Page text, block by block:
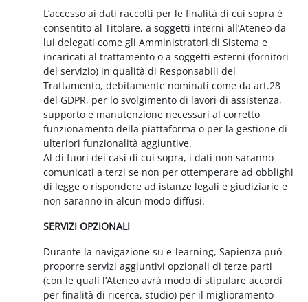
L’accesso ai dati raccolti per le finalità di cui sopra è
consentito al Titolare, a soggetti interni all’Ateneo da
lui delegati come gli Amministratori di Sistema e
incaricati al trattamento o a soggetti esterni (fornitori
del servizio) in qualità di Responsabili del
Trattamento, debitamente nominati come da art.28
del GDPR, per lo svolgimento di lavori di assistenza,
supporto e manutenzione necessari al corretto
funzionamento della piattaforma o per la gestione di
ulteriori funzionalità aggiuntive.
Al di fuori dei casi di cui sopra, i dati non saranno
comunicati a terzi se non per ottemperare ad obblighi
di legge o rispondere ad istanze legali e giudiziarie e
non saranno in alcun modo diffusi.
SERVIZI OPZIONALI
Durante la navigazione su e-learning, Sapienza può
proporre servizi aggiuntivi opzionali di terze parti
(con le quali l’Ateneo avrà modo di stipulare accordi
per finalità di ricerca, studio) per il miglioramento